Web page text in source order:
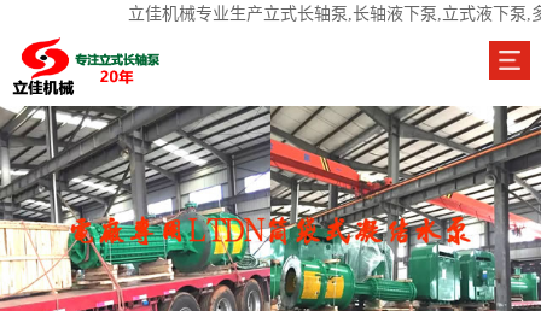
立佳机械专业生产立式长轴泵,长轴液下泵,立式液下